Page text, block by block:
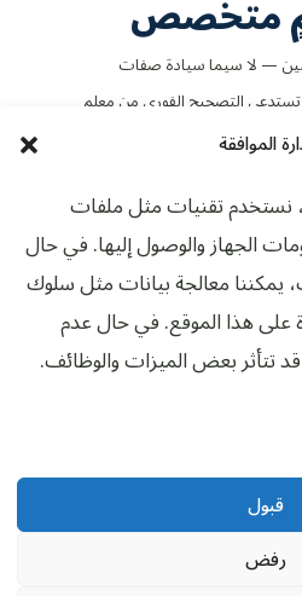
الموافقة
نستخدم تقنيات مثل ملفات
الجهاز والوصول إليها. في حال
يمكننا معالجة بيانات مثل سلوك
على هذا الموقع. في حال عدم
بعض الميزات والوظائف.
قبول
رفض
متخصص
— لا سيما سيادة صفات
التصحيح الفوري من معلمٍ
ويُقدّم التغذية الراجعة في
في إدغام
أخطاءٍ عند تطبيق هذا الحكم.
باستقلاليةٍ والنطق بكليهما
صريحة لإدغام المتجانسين.
مزج صفات الاثنين في صوتٍ